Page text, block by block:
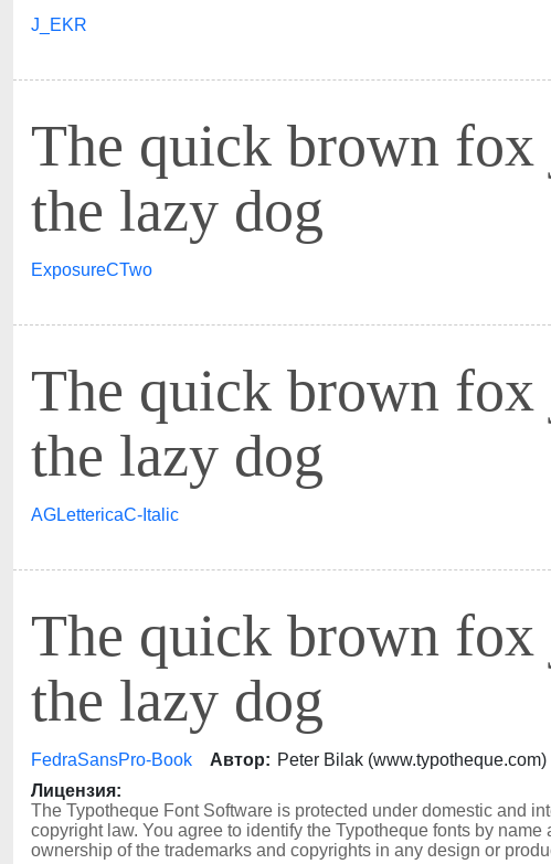
J_EKR
The quick brown fox
the lazy dog
ExposureCTwo
The quick brown fox
the lazy dog
AGLettericaC-Italic
The quick brown fox
the lazy dog
FedraSansPro-Book Автор: Peter Bilak (www.typotheque.com)
Лицензия:
The Typotheque Font Software is protected under domestic and
copyright law. You agree to identify the Typotheque fonts by name
ownership of the trademarks and copyrights in any design or